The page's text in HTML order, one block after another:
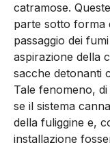
catramose.
parte sotto forma
passaggio dei
aspirazione della
sacche detonanti
Tale fenomeno,
se il sistema
della fuliggine e,
installazione